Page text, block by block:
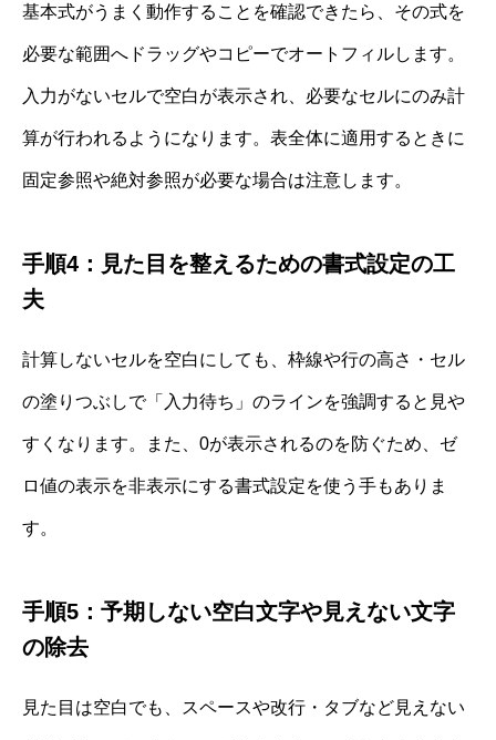
基本式がうまく動作することを確認できたら、その式を
必要な範囲へドラッグやコピーでオートフィルします。
入力がないセルで空白が表示され、必要なセルにのみ計
算が行われるようになります。表全体に適用するときに
固定参照や絶対参照が必要な場合は注意します。
手順4：見た目を整えるための書式設定の工
夫
計算しないセルを空白にしても、枠線や行の高さ・セル
の塗りつぶしで「入力待ち」のラインを強調すると見や
すくなります。また、0が表示されるのを防ぐため、ゼ
ロ値の表示を非表示にする書式設定を使う手もありま
す。
手順5：予期しない空白文字や見えない文字
の除去
見た目は空白でも、スペースや改行・タブなど見えない